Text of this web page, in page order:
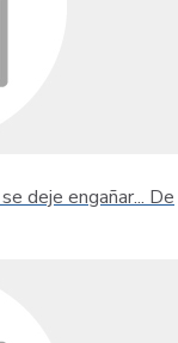
deje engañar... De